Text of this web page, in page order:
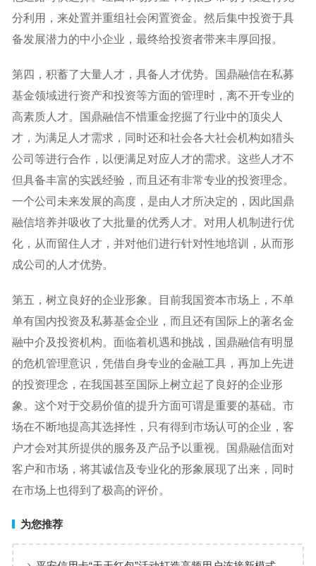
分利用，来处置并重组社会闲置资金。然后集中投资于具
备发展潜力的中小企业，最终给投资者带来丰厚回报。
第四，积蓄了大量人才，具备人才优势。国鼎融信在私募
基金领域进行资产和投资等方面的管理时，离不开专业的
高素质人才。国鼎融信不惜重金挖掘了行业中的顶尖人
才，为满足人才需求，同时还和社会各大社会机构如猎头
公司等进行合作，以便满足对应人才的需求。这些人才不
但具备丰富的实践经验，而且还有非常专业的投资理念。
一个公司未来发展的高度，是由人才所决定的，因此国鼎
融信培养并吸收了大批量的优秀人才。对用人机制进行优
化，从而留住人才，并对他们进行针对性地培训，从而形
成公司的人才优势。
第五，树立良好的企业形象。目前我国资本市场上，不单
单有国内投资及私募基金企业，而且还有国际上的著名金
融中介及投资机构。面临着机遇和挑战，国鼎融信有明显
的危机管理意识，凭借自身专业的金融工具，再加上先进
的投资理念，在我国甚至国际上树立起了良好的企业形
象。这个对于交易价值的提升方面可谓是重要的基础。市
场在不断地提高其选择性，只有得到市场认可的企业，客
户才会对其所提供的服务及产品予以重视。国鼎融信面对
客户和市场，将其诚信及专业化的形象展现了出来，同时
在市场上也得到了极高的评价。
为您推荐